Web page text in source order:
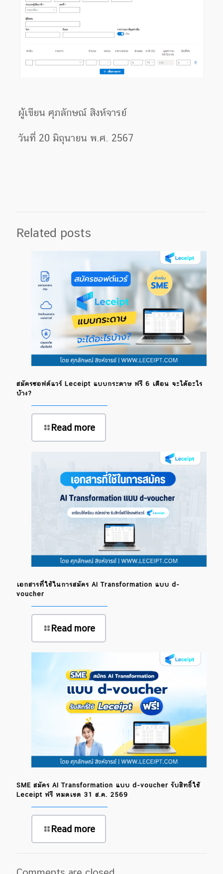
ผู้เขียน ศุภลักษณ์ สิงห์จารย์
วันที่ 20 มิถุนายน พ.ศ. 2567
Related posts
สมัครซอฟต์แวร์ Leceipt แบบกระดาษ ฟรี 6 เดือน จะได้อะไร
บ้าง?
Read more
เอกสารที่ใช้ในการสมัคร AI Transformation แบบ d-
voucher
Read more
SME สมัคร AI Transformation แบบ d-voucher รับสิทธิ์ใช้
Leceipt ฟรี หมดเขต 31 ส.ค. 2569
Read more